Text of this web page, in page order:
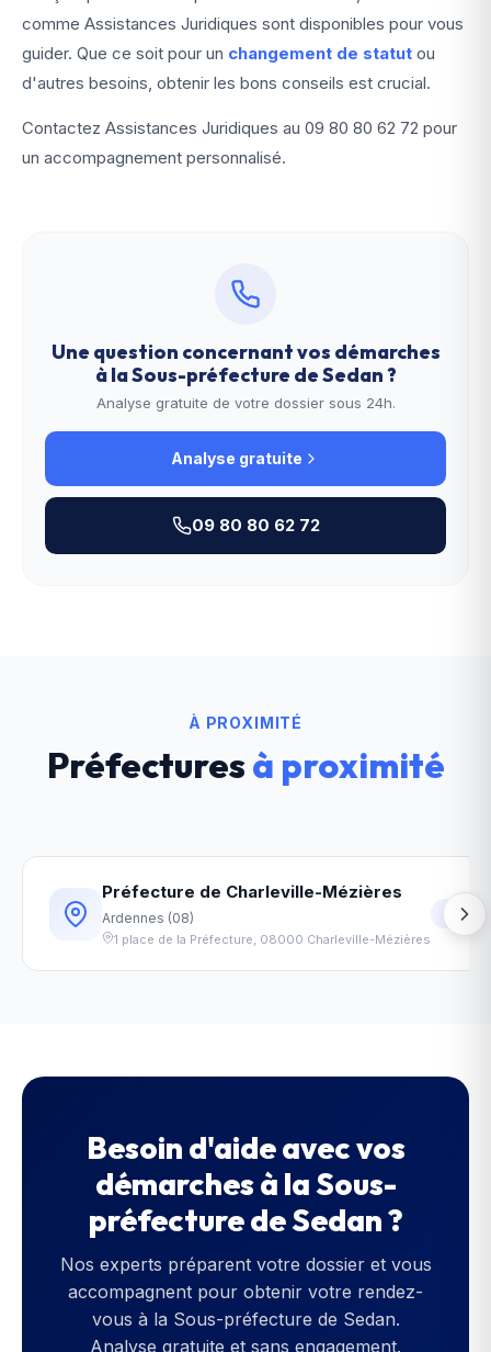
comme Assistances Juridiques sont disponibles pour vous
guider. Que ce soit pour un changement de statut ou
d'autres besoins, obtenir les bons conseils est crucial.
Contactez Assistances Juridiques au 09 80 80 62 72 pour
un accompagnement personnalisé.
Une question concernant vos démarches
à laSous-préfecture de Sedan?
Analyse gratuite de votre dossier sous 24h.
Analyse gratuite
09 80 80 62 72
À PROXIMITÉ
Préfecturesà proximité
Préfecture de Charleville-Mézières
Ardennes (08)
1 place de la Préfecture, 08000 Charleville-Mézières
km
Besoin d'aide avec vos
démarches à laSous-
préfecture de Sedan?
Nos experts préparent votre dossier et vous
accompagnent pour obtenir votre rendez-
vous à la Sous-préfecture de Sedan.
Analyse gratuite et sans engagement.